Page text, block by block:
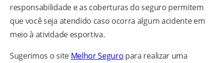
responsabilidade e as coberturas do seguro permitem
que você seja atendido caso ocorra algum acidente em
meio à atividade esportiva.
Sugerimos o site Melhor Seguro para realizar uma